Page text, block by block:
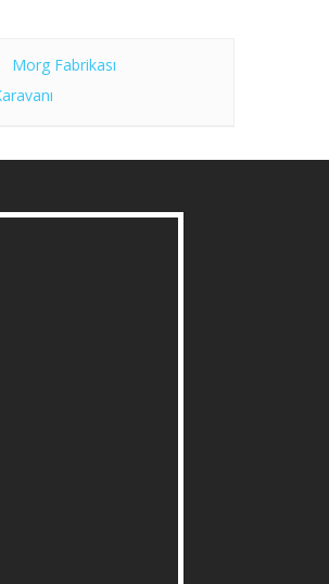
Morg Fabrikası